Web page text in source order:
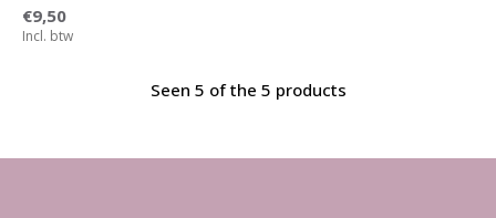
€9,50
Incl. btw
Seen 5 of the 5 products